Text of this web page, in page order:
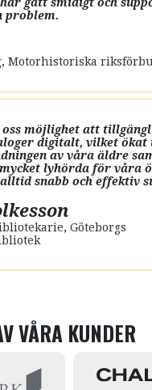
problem.
, Motorhistoriska
oss möjlighet att
digitalt, vilket ökat
av våra äldre
lyhörda för våra
snabb och effektiv
, Göteborgs
VÅRA KUNDER